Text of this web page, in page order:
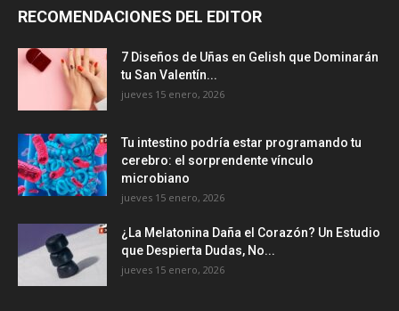
RECOMENDACIONES DEL EDITOR
7 Diseños de Uñas en Gelish que Dominarán
tu San Valentín...
jueves 15 enero, 2026
Tu intestino podría estar programando tu
cerebro: el sorprendente vínculo
microbiano
jueves 15 enero, 2026
¿La Melatonina Daña el Corazón? Un Estudio
que Despierta Dudas, No...
jueves 15 enero, 2026